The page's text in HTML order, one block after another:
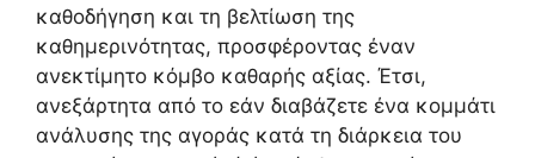
καθοδήγηση και τη βελτίωση της
καθημερινότητας, προσφέροντας έναν
ανεκτίμητο κόμβο καθαρής αξίας. Έτσι,
ανεξάρτητα από το εάν διαβάζετε ένα κομμάτι
ανάλυσης της αγοράς κατά τη διάρκεια του